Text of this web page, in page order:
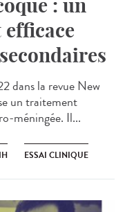
: un
dans la revue New
un traitement
méningée. Il...
ESSAI CLINIQUE